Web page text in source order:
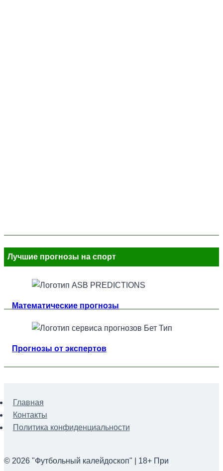
Лучшие прогнозы на спорт
Математические прогнозы
Прогнозы от экспертов
Главная
Контакты
Политика конфиденциальности
© 2026 "Футбольный калейдоскоп" | 18+ При